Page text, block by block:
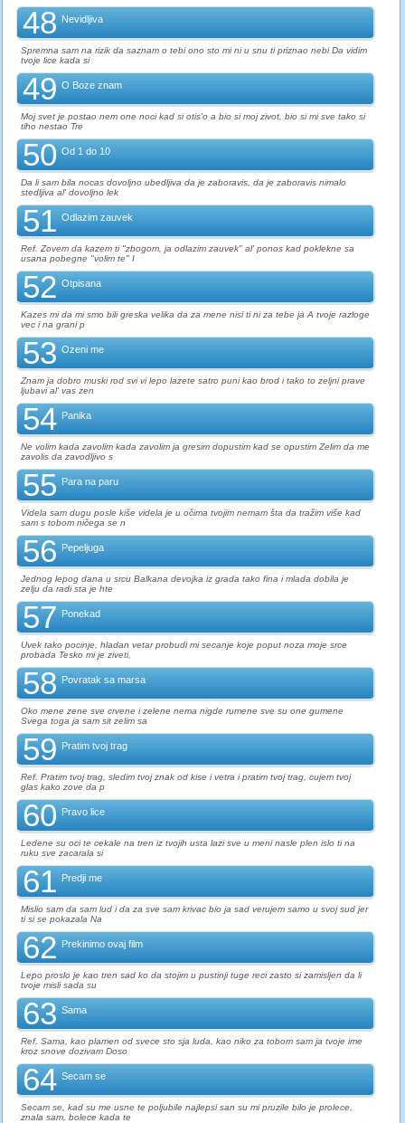
48 Nevidljiva
Spremna sam na rizik da saznam o tebi ono sto mi ni u snu ti priznao nebi Da vidim
tvoje lice kada si
49 O Boze znam
Moj svet je postao nem one noci kad si otis'o a bio si moj zivot, bio si mi sve tako si
tiho nestao Tre
50 Od 1 do 10
Da li sam bila nocas dovoljno ubedljiva da je zaboravis, da je zaboravis nimalo
stedljiva al' dovoljno lek
51 Odlazim zauvek
Ref. Zovem da kazem ti "zbogom, ja odlazim zauvek" al' ponos kad poklekne sa
usana pobegne "volim te" I
52 Otpisana
Kazes mi da mi smo bili greska velika da za mene nisi ti ni za tebe ja A tvoje razloge
vec i na grani p
53 Ozeni me
Znam ja dobro muski rod svi vi lepo lazete satro puni kao brod i tako to zeljni prave
ljubavi al' vas zen
54 Panika
Ne volim kada zavolim kada zavolim ja gresim dopustim kad se opustim Zelim da me
zavolis da zavodljivo s
55 Para na paru
Videla sam dugu posle kiše videla je u očima tvojim nemam šta da tražim više kad
sam s tobom ničega se n
56 Pepeljuga
Jednog lepog dana u srcu Balkana devojka iz grada tako fina i mlada dobila je
zelju da radi sta je hte
57 Ponekad
Uvek tako pocinje, hladan vetar probudi mi secanje koje poput noza moje srce
probada Tesko mi je ziveti,
58 Povratak sa marsa
Oko mene zene sve crvene i zelene nema nigde rumene sve su one gumene
Svega toga ja sam sit zelim sa
59 Pratim tvoj trag
Ref. Pratim tvoj trag, sledim tvoj znak od kise i vetra i pratim tvoj trag, cujem tvoj
glas kako zove da p
60 Pravo lice
Ledene su oci te cekale na tren iz tvojih usta lazi sve u meni nasle plen islo ti na
ruku sve zacarala si
61 Predji me
Mislio sam da sam lud i da za sve sam krivac bio ja sad verujem samo u svoj sud jer
ti si se pokazala Na
62 Prekinimo ovaj film
Lepo proslo je kao tren sad ko da stojim u pustinji tuge reci zasto si zamisljen da li
tvoje misli sada su
63 Sama
Ref. Sama, kao plamen od svece sto sja luda, kao niko za tobom sam ja tvoje ime
kroz snove dozivam Doso
64 Secam se
Secam se, kad su me usne te poljubile najlepsi san su mi pruzile bilo je prolece,
znala sam, bolece kada te